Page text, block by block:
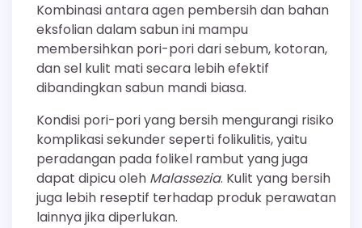
Kombinasi antara agen pembersih dan bahan
eksfolian dalam sabun ini mampu
membersihkan pori-pori dari sebum, kotoran,
dan sel kulit mati secara lebih efektif
dibandingkan sabun mandi biasa.
Kondisi pori-pori yang bersih mengurangi risiko
komplikasi sekunder seperti folikulitis, yaitu
peradangan pada folikel rambut yang juga
dapat dipicu oleh Malassezia. Kulit yang bersih
juga lebih reseptif terhadap produk perawatan
lainnya jika diperlukan.